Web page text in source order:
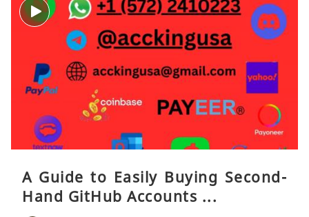
A Guide to Easily Buying Second-
Hand GitHub Accounts ...